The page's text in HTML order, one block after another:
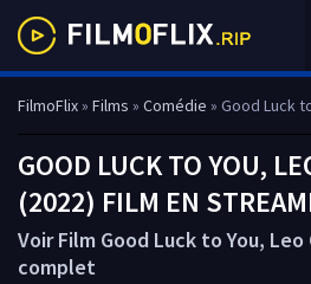
FilmoFlix» Films » Comédie » Good Luck
GOOD LUCK TO YOU,
(2022) FILM EN
Voir Film Good Luck to You,
complet